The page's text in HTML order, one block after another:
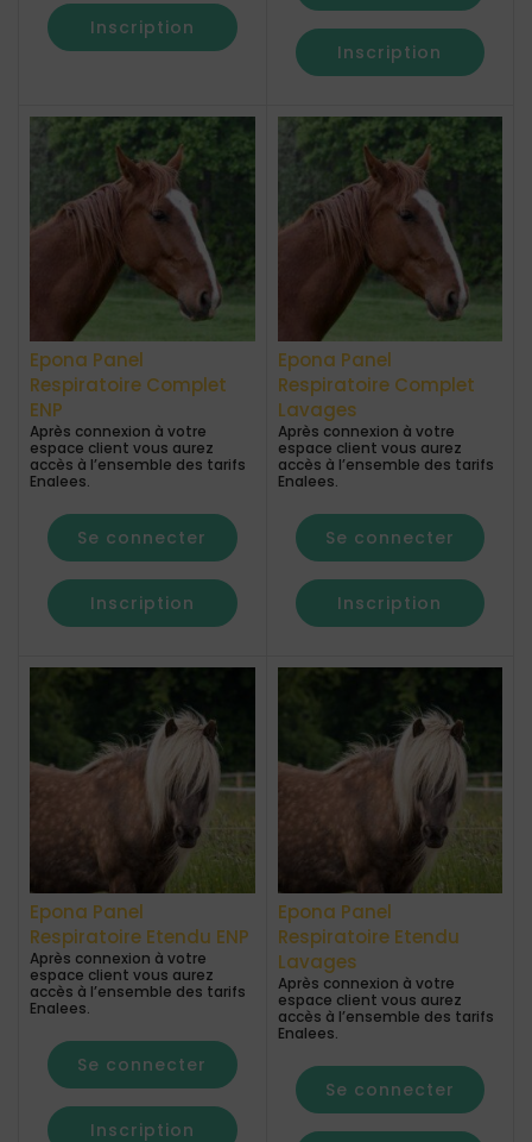
Inscription
Inscription
Epona Panel
Respiratoire Complet
ENP
Après connexion à votre
espace client vous aurez
accès à l’ensemble des tarifs
Enalees.
Se connecter
Inscription
Epona Panel
Respiratoire Complet
Lavages
Après connexion à votre
espace client vous aurez
accès à l’ensemble des tarifs
Enalees.
Se connecter
Inscription
Epona Panel
Respiratoire Etendu ENP
Après connexion à votre
espace client vous aurez
accès à l’ensemble des tarifs
Enalees.
Se connecter
Inscription
Epona Panel
Respiratoire Etendu
Lavages
Après connexion à votre
espace client vous aurez
accès à l’ensemble des tarifs
Enalees.
Se connecter